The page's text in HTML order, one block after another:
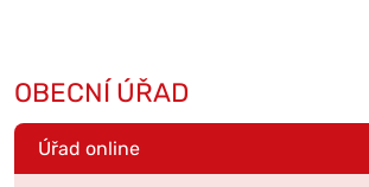
OBECNÍ ÚŘAD
Úřad online